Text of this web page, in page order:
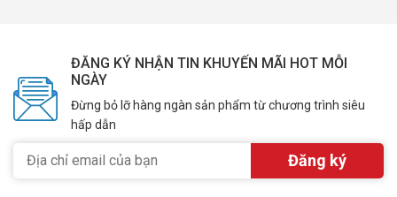
ĐĂNG KÝ NHẬN TIN KHUYẾN MÃI HOT MỖI
NGÀY
Đừng bỏ lỡ hàng ngàn sản phẩm từ chương trình siêu
hấp dẫn